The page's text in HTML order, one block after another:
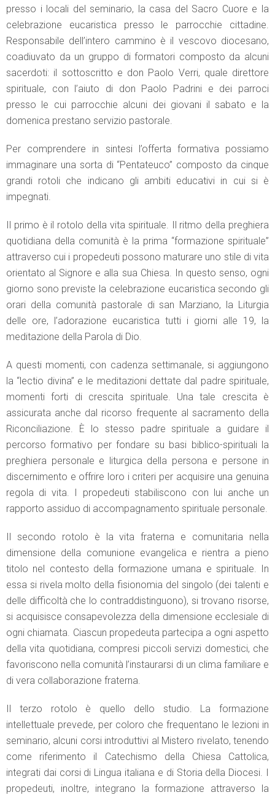
presso i locali del seminario, la casa del Sacro Cuore e la
celebrazione eucaristica presso le parrocchie cittadine.
Responsabile dell’intero cammino è il vescovo diocesano,
coadiuvato da un gruppo di formatori composto da alcuni
sacerdoti: il sottoscritto e don Paolo Verri, quale direttore
spirituale, con l’aiuto di don Paolo Padrini e dei parroci
presso le cui parrocchie alcuni dei giovani il sabato e la
domenica prestano servizio pastorale.
Per comprendere in sintesi l’offerta formativa possiamo
immaginare una sorta di “Pentateuco” composto da cinque
grandi rotoli che indicano gli ambiti educativi in cui si è
impegnati.
Il primo è il rotolo della vita spirituale. Il ritmo della preghiera
quotidiana della comunità è la prima “formazione spirituale”
attraverso cui i propedeuti possono maturare uno stile di vita
orientato al Signore e alla sua Chiesa. In questo senso, ogni
giorno sono previste la celebrazione eucaristica secondo gli
orari della comunità pastorale di san Marziano, la Liturgia
delle ore, l’adorazione eucaristica tutti i giorni alle 19, la
meditazione della Parola di Dio.
A questi momenti, con cadenza settimanale, si aggiungono
la “lectio divina” e le meditazioni dettate dal padre spirituale,
momenti forti di crescita spirituale. Una tale crescita è
assicurata anche dal ricorso frequente al sacramento della
Riconciliazione. È lo stesso padre spirituale a guidare il
percorso formativo per fondare su basi biblico-spirituali la
preghiera personale e liturgica della persona e persone in
discernimento e offrire loro i criteri per acquisire una genuina
regola di vita. I propedeuti stabiliscono con lui anche un
rapporto assiduo di accompagnamento spirituale personale.
Il secondo rotolo è la vita fraterna e comunitaria nella
dimensione della comunione evangelica e rientra a pieno
titolo nel contesto della formazione umana e spirituale. In
essa si rivela molto della fisionomia del singolo (dei talenti e
delle difficoltà che lo contraddistinguono), si trovano risorse,
si acquisisce consapevolezza della dimensione ecclesiale di
ogni chiamata. Ciascun propedeuta partecipa a ogni aspetto
della vita quotidiana, compresi piccoli servizi domestici, che
favoriscono nella comunità l’instaurarsi di un clima familiare e
di vera collaborazione fraterna.
Il terzo rotolo è quello dello studio. La formazione
intellettuale prevede, per coloro che frequentano le lezioni in
seminario, alcuni corsi introduttivi al Mistero rivelato, tenendo
come riferimento il Catechismo della Chiesa Cattolica,
integrati dai corsi di Lingua italiana e di Storia della Diocesi. I
propedeuti, inoltre, integrano la formazione attraverso la